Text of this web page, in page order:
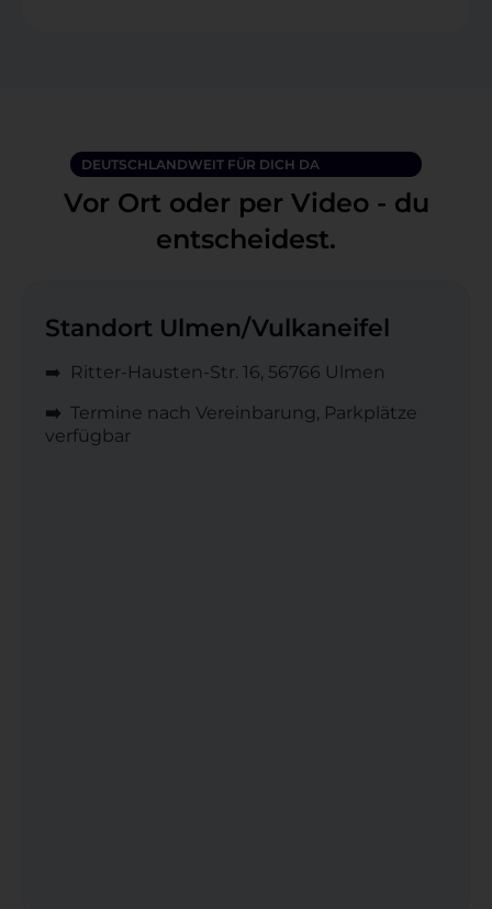
DEUTSCHLANDWEIT FÜR DICH DA
Vor Ort oder per Video - du
entscheidest.
Standort Ulmen/Vulkaneifel
➡️ Ritter-Hausten-Str. 16, 56766 Ulmen
➡️ Termine nach Vereinbarung, Parkplätze
verfügbar